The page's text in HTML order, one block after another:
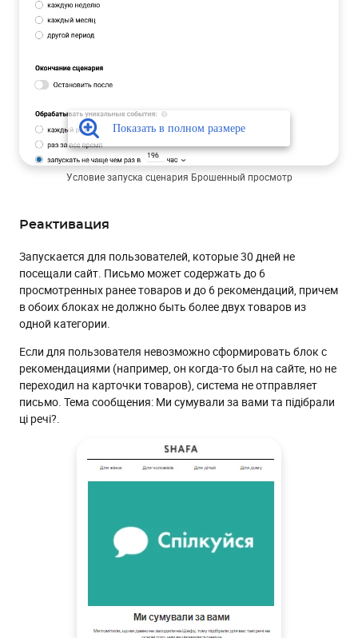
Условие запуска сценария Брошенный просмотр
Реактивация
Запускается для пользователей, которые 30 дней не
посещали сайт. Письмо может содержать до 6
просмотренных ранее товаров и до 6 рекомендаций, причем
в обоих блоках не должно быть более двух товаров из
одной категории.
Если для пользователя невозможно сформировать блок с
рекомендациями (например, он когда-то был на сайте, но не
переходил на карточки товаров), система не отправляет
письмо. Тема сообщения: Ми сумували за вами та підібрали
ці речі?.